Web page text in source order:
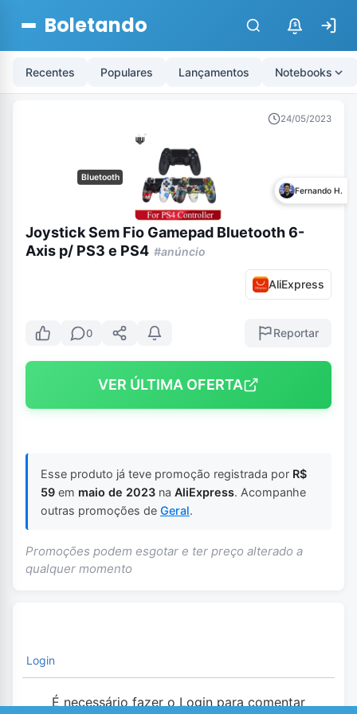
Boletando $
Recentes Populares Lançamentos Notebooks
24/05/2023
Bluetooth
Fernando H.
Joystick Sem Fio Gamepad Bluetooth 6-
Axis p/ PS3 e PS4 #anúncio
AliExpress
0 Reportar
VER ÚLTIMA OFERTA
Esse produto já teve promoção registrada por R$
59 em maio de 2023 na AliExpress. Acompanhe
outras promoções de Geral.
Promoções podem esgotar e ter preço alterado a
qualquer momento
Login
É necessário fazer o Login para comentar